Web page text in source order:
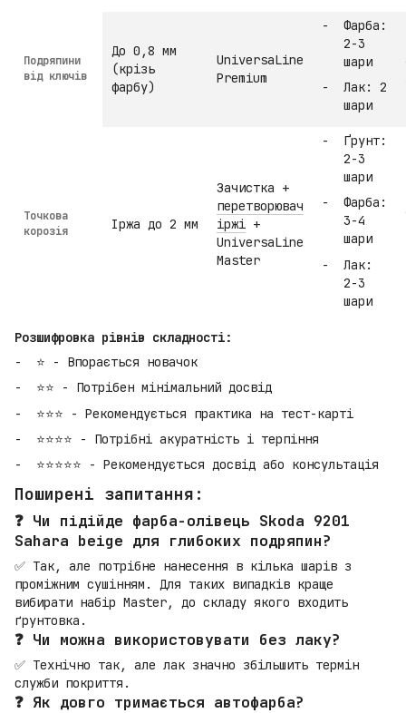
Подряпини
від ключів
До 0,8 мм
(крізь
фарбу)
UniversaLine
Premium
Фарба:
2-3
шари
Лак: 2
шари
Точкова
корозія
Іржа до 2 мм
Зачистка +
перетворювач
іржі +
UniversaLine
Master
Ґрунт:
2-3
шари
Фарба:
3-4
шари
Лак:
2-3
шари
Розшифровка рівнів складності:
⭐ - Впорається новачок
⭐⭐ - Потрібен мінімальний досвід
⭐⭐⭐ - Рекомендується практика на тест-карті
⭐⭐⭐⭐ - Потрібні акуратність і терпіння
⭐⭐⭐⭐⭐ - Рекомендується досвід або консультація
Поширені запитання:
❓ Чи підійде фарба-олівець Skoda 9201
Sahara beige для глибоких подряпин?
✅ Так, але потрібне нанесення в кілька шарів з
проміжним сушінням. Для таких випадків краще
вибирати набір Master, до складу якого входить
ґрунтовка.
❓ Чи можна використовувати без лаку?
✅ Технічно так, але лак значно збільшить термін
служби покриття.
❓ Як довго тримається автофарба?